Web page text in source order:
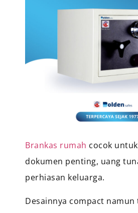
Brankas rumah cocok
dokumen penting, uang
perhiasan keluarga.
Desainnya compact